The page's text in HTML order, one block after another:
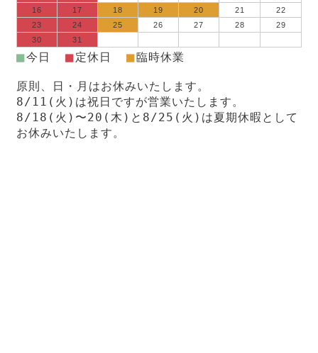
16
17 18 19 20 21
22
23
24 25 26 27 28
29
30
31
■今日 ■定休日 ■臨時休業
原則、日・月はお休みいたします。
8/11(火)は祝日ですが営業いたします。
8/18(火)〜20(木)と8/25(火)は夏期休暇として
お休みいたします。